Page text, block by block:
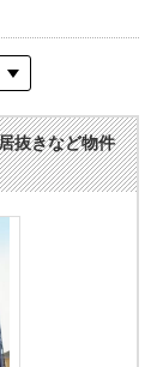
抜きなど物件